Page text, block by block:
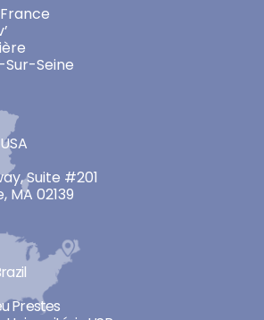
France
Seine
Suite #201
MA 02139
Prestes